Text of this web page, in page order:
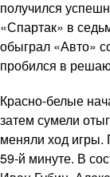
получился
«Спартак» в
обыграл «Авто»
пробился в
Красно-белые
затем сумели
меняли ход
59-й минуте. В